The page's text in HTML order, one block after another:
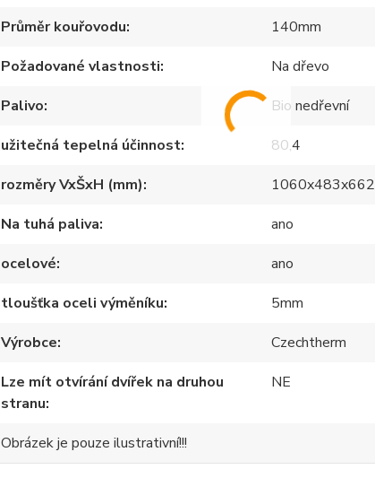
Průměr kouřovodu
140mm
Požadované vlastnosti
Na dřevo
Palivo
Bio nedřevní
užitečná tepelná účinnost
80,4
rozměry VxŠxH (mm)
1060x483x662
Na tuhá paliva
ano
ocelové
ano
tloušťka oceli výměníku
5mm
Výrobce
Czechtherm
Lze mít otvírání dvířek na druhou
stranu
NE
Obrázek je pouze ilustrativní!!!